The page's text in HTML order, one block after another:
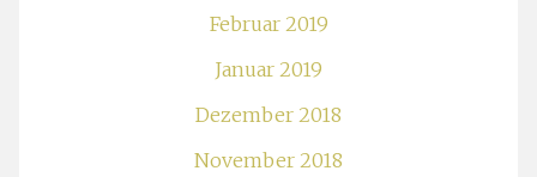
Februar 2019
Januar 2019
Dezember 2018
November 2018